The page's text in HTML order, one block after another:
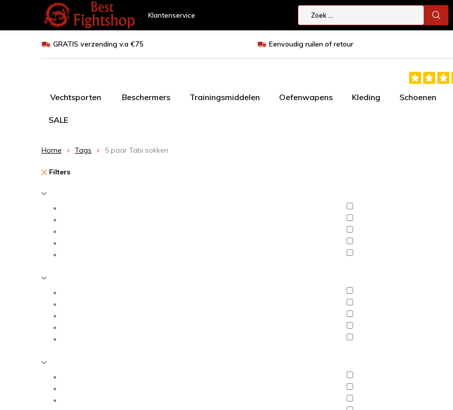
Klantenservice
GRATIS verzending v.a €75 Eenvoudig ruilen of retour
Vechtsporten Beschermers Trainingsmiddelen Oefenwapens Kleding Schoenen
SALE
Home Tags 5 paar Tabi sokken
Filters